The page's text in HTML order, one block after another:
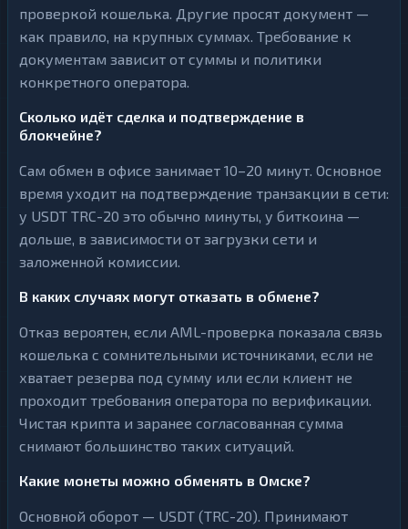
проверкой кошелька. Другие просят документ —
как правило, на крупных суммах. Требование к
документам зависит от суммы и политики
конкретного оператора.
Сколько идёт сделка и подтверждение в
блокчейне?
Сам обмен в офисе занимает 10–20 минут. Основное
время уходит на подтверждение транзакции в сети:
у USDT TRC-20 это обычно минуты, у биткоина —
дольше, в зависимости от загрузки сети и
заложенной комиссии.
В каких случаях могут отказать в обмене?
Отказ вероятен, если AML-проверка показала связь
кошелька с сомнительными источниками, если не
хватает резерва под сумму или если клиент не
проходит требования оператора по верификации.
Чистая крипта и заранее согласованная сумма
снимают большинство таких ситуаций.
Какие монеты можно обменять в Омске?
Основной оборот — USDT (TRC-20). Принимают